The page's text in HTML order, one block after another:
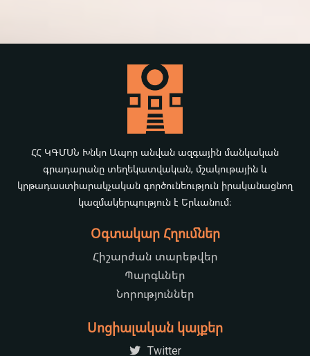
ՀՀ ԿԳՄՍՆ Խնկո Ապոր անվան ազգային մանկական
գրադարանը տեղեկատվական, մշակութային և
կրթադաստիարակչական գործունեություն իրականացնող
կազմակերպություն է Երևանում։
Օգտակար Հղումներ
Հիշարժան տարեթվեր
Պարգևներ
Նորություններ
Սոցիալական կայքեր
Twitter